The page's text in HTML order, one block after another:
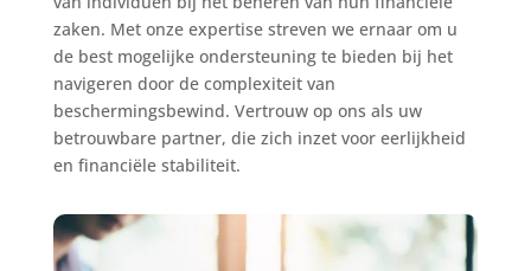
zaken. Met onze expertise streven we ernaar om u
de best mogelijke ondersteuning te bieden bij het
navigeren door de complexiteit van
beschermingsbewind. Vertrouw op ons als uw
betrouwbare partner, die zich inzet voor eerlijkheid
en financiële stabiliteit.